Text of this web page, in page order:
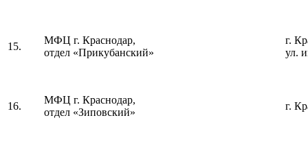
15.
МФЦ г. Краснодар,
отдел «Прикубанский»
г.
ул.
16.
МФЦ г. Краснодар,
отдел «Зиповский»
г.